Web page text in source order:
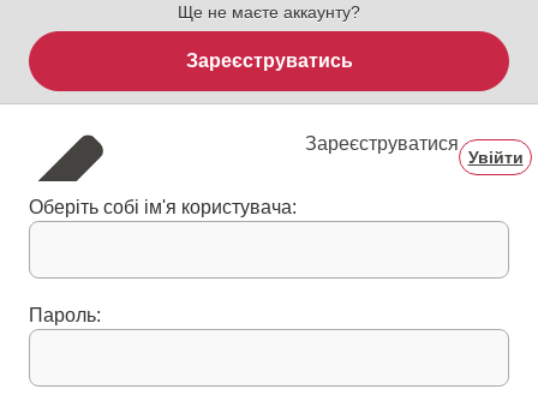
Ще не маєте аккаунту?
Зареєструватись
Зареєструватися
Увійти
Оберіть собі ім'я користувача:
Пароль: